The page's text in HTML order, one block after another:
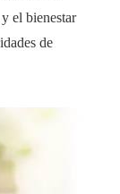
el bienestar
de